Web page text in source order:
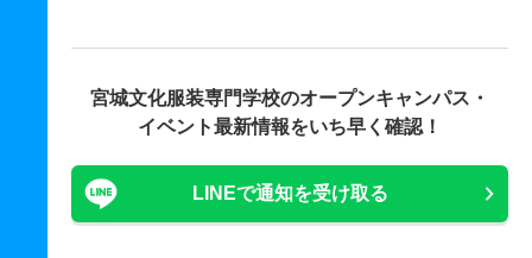
宮城文化服装専門学校のオープンキャンパス・
イベント最新情報をいち早く確認！
LINEで通知を受け取る